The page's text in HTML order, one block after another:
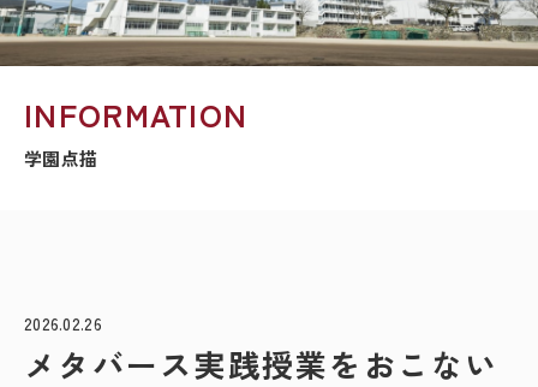
INFORMATION
学園点描
2026.02.26
メタバース実践授業をおこない